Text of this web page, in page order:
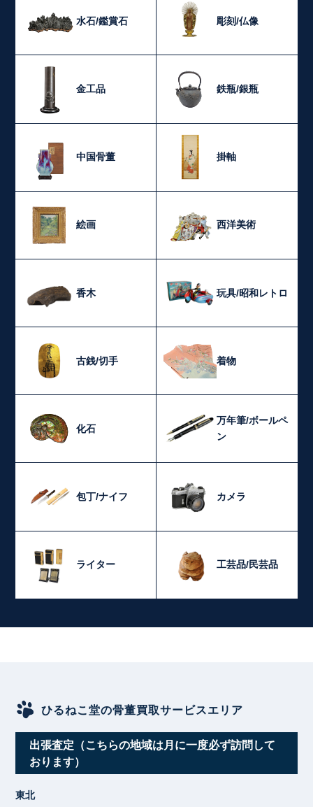
水石/鑑賞石 彫刻/仏像
金工品 鉄瓶/銀瓶
中国骨董 掛軸
絵画 西洋美術
香木 玩具/昭和レトロ
古銭/切手 着物
化石
万年筆/ボールペ
ン
包丁/ナイフ カメラ
ライター 工芸品/民芸品
ひるねこ堂の骨董買取サービスエリア
出張査定（こちらの地域は月に一度必ず訪問して
おります）
東北